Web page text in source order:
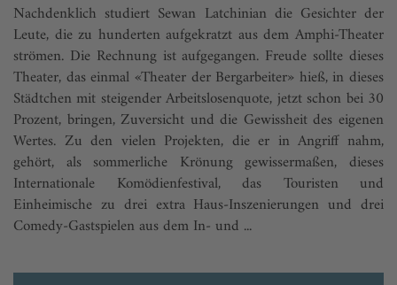
Nachdenklich studiert Sewan Latchinian die Gesichter der
Leute, die zu hunderten aufgekratzt aus dem Amphi-Theater
strömen. Die Rechnung ist aufgegangen. Freude sollte dieses
Theater, das einmal «Theater der Bergarbeiter» hieß, in dieses
Städtchen mit steigender Arbeitslosenquote, jetzt schon bei 30
Prozent, bringen, Zuversicht und die Gewissheit des eigenen
Wertes. Zu den vielen Projekten, die er in Angriff nahm,
gehört, als sommerliche Krönung gewissermaßen, dieses
Internationale Komödienfestival, das Touristen und
Einheimische zu drei extra Haus-Inszenierungen und drei
Comedy-Gastspielen aus dem In- und ...